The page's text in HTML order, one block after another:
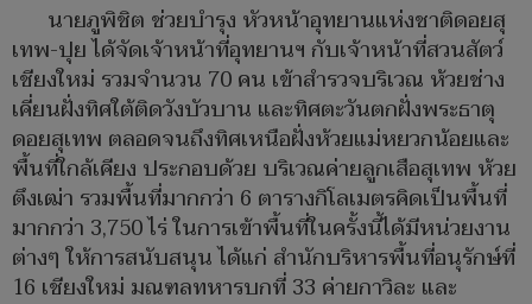
นายภูพิชิต ช่วยบำรุง หัวหน้าอุทยานแห่งชาติดอยสุ
เทพ-ปุย ได้จัดเจ้าหน้าที่อุทยานฯ กับเจ้าหน้าที่สวนสัตว์
เชียงใหม่ รวมจำนวน 70 คน เข้าสำรวจบริเวณ ห้วยช่าง
เคี่ยนฝั่งทิศใต้ติดวังบัวบาน และทิศตะวันตกฝั่งพระธาตุ
ดอยสุเทพ ตลอดจนถึงทิศเหนือฝั่งห้วยแม่หยวกน้อยและ
พื้นที่ใกล้เคียง ประกอบด้วย บริเวณค่ายลูกเสือสุเทพ ห้วย
ตึงเฒ่า รวมพื้นที่มากกว่า 6 ตารางกิโลเมตรคิดเป็นพื้นที่
มากกว่า 3,750 ไร่ ในการเข้าพื้นที่ในครั้งนี้ได้มีหน่วยงาน
ต่างๆ ให้การสนับสนุน ได้แก่ สำนักบริหารพื้นที่อนุรักษ์ที่
16 เชียงใหม่ มณฑลทหารบกที่ 33 ค่ายกาวิละ และ